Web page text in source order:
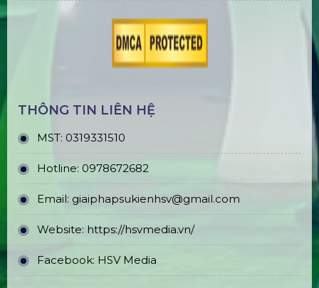
THÔNG TIN LIÊN HỆ
MST: 0319331510
Hotline: 0978672682
Email: giaiphapsukienhsv@gmail.com
Website: https://hsvmedia.vn/
Facebook: HSV Media